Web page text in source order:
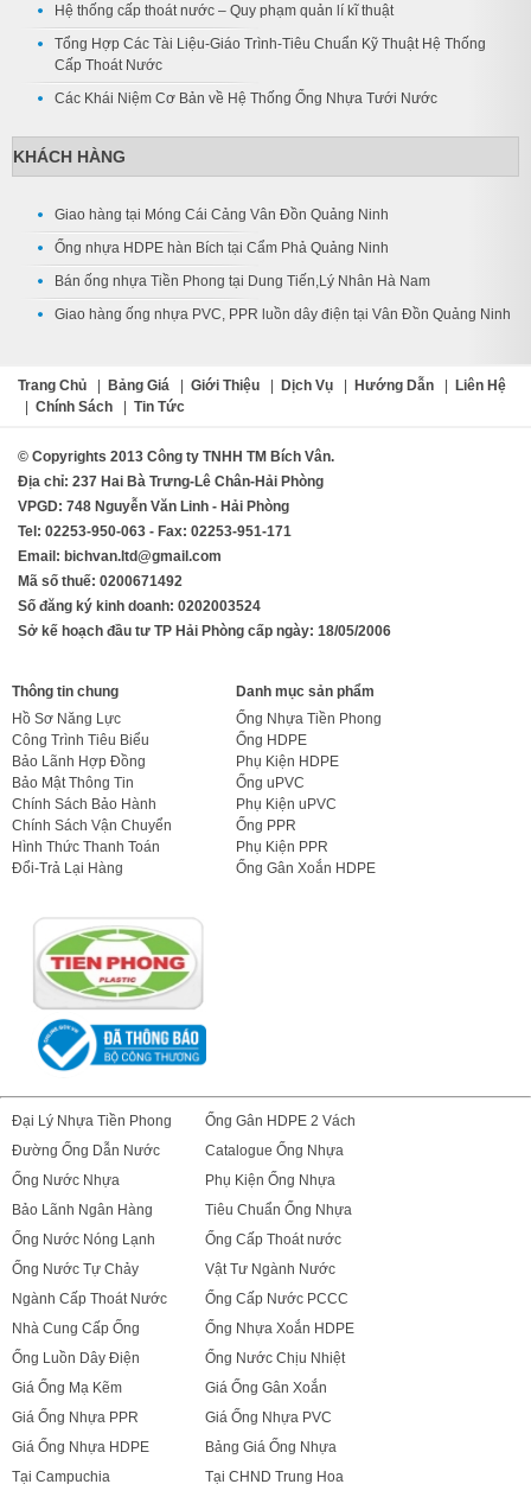
Hệ thống cấp thoát nước – Quy phạm quản lí kĩ thuật
Tổng Hợp Các Tài Liệu-Giáo Trình-Tiêu Chuẩn Kỹ Thuật Hệ Thống
Cấp Thoát Nước
Các Khái Niệm Cơ Bản về Hệ Thống Ống Nhựa Tưới Nước
KHÁCH HÀNG
Giao hàng tại Móng Cái Cảng Vân Đồn Quảng Ninh
Ống nhựa HDPE hàn Bích tại Cẩm Phả Quảng Ninh
Bán ống nhựa Tiền Phong tại Dung Tiến,Lý Nhân Hà Nam
Giao hàng ống nhựa PVC, PPR luồn dây điện tại Vân Đồn Quảng Ninh
Trang Chủ Bảng Giá Giới Thiệu Dịch Vụ Hướng Dẫn
Liên Hệ
Chính Sách Tin Tức
© Copyrights 2013 Công ty TNHH TM Bích Vân.
Địa chỉ: 237 Hai Bà Trưng-Lê Chân-Hải Phòng
VPGD: 748 Nguyễn Văn Linh - Hải Phòng
Tel: 02253-950-063 - Fax: 02253-951-171
Email: bichvan.ltd@gmail.com
Mã số thuế: 0200671492
Số đăng ký kinh doanh: 0202003524
Sở kế hoạch đầu tư TP Hải Phòng cấp ngày: 18/05/2006
Thông tin chung
Hồ Sơ Năng Lực
Công Trình Tiêu Biểu
Bảo Lãnh Hợp Đồng
Bảo Mật Thông Tin
Chính Sách Bảo Hành
Chính Sách Vận Chuyển
Hình Thức Thanh Toán
Đổi-Trả Lại Hàng
Danh mục sản phẩm
Ống Nhựa Tiền Phong
Ống HDPE
Phụ Kiện HDPE
Ống uPVC
Phụ Kiện uPVC
Ống PPR
Phụ Kiện PPR
Ống Gân Xoắn HDPE
Đại Lý Nhựa Tiền Phong
Ống Gân HDPE 2 Vách
Đường Ống Dẫn Nước
Catalogue Ống Nhựa
Ống Nước Nhựa
Phụ Kiện Ống Nhựa
Bảo Lãnh Ngân Hàng
Tiêu Chuẩn Ống Nhựa
Ống Nước Nóng Lạnh
Ống Cấp Thoát nước
Ống Nước Tự Chảy
Vật Tư Ngành Nước
Ngành Cấp Thoát Nước
Ống Cấp Nước PCCC
Nhà Cung Cấp Ống
Ống Nhựa Xoắn HDPE
Ống Luồn Dây Điện
Ống Nước Chịu Nhiệt
Giá Ống Mạ Kẽm
Giá Ống Gân Xoắn
Giá Ống Nhựa PPR
Giá Ống Nhựa PVC
Giá Ống Nhựa HDPE
Bảng Giá Ống Nhựa
Tại Campuchia
Tại CHND Trung Hoa